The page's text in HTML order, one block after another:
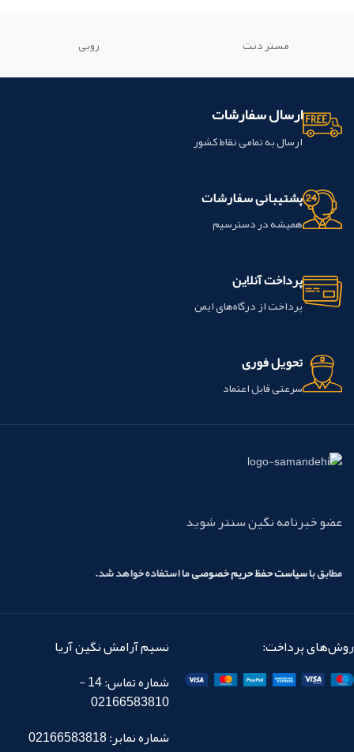
مستر دنت روبی
ارسال سفارشات
ارسال به تمامی نقاط کشور
پشتیبانی سفارشات
همیشه در دسترسیم
پرداخت آنلاین
پرداخت از درگاه‌های ایمن
تحویل فوری
سرعتی قابل اعتماد
عضو خبرنامه نگین سنتر شوید
مطابق باسیاست حفظ حریم خصوصیما استفاده خواهد شد.
روش‌های پرداخت:
نسیم آرامش نگین آریا
شماره تماس: 14 -
02166583810
شماره نمابر: 02166583818